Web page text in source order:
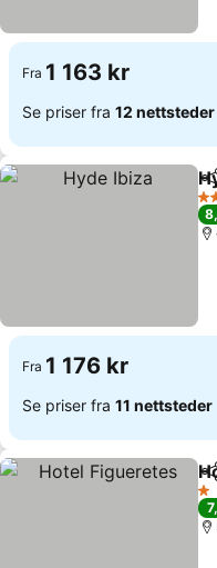
Fra 1 163 kr
Se priser fra 12 nettsteder
4
Fra 1 176 kr
Se priser fra 11 nettsteder
1